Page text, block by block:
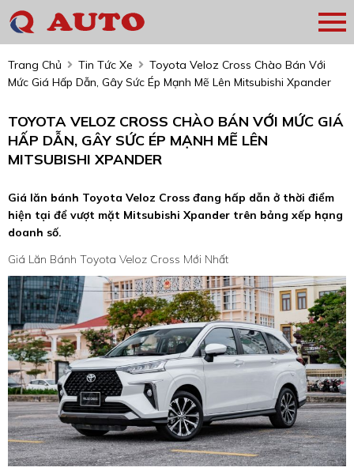
Trang Chủ Tin Tức Xe
Toyota Veloz Cross Chào Bán Với
Mức Giá Hấp Dẫn, Gây Sức Ép Mạnh Mẽ Lên Mitsubishi Xpander
TOYOTA VELOZ CROSS CHÀO BÁN VỚI MỨC GIÁ
HẤP DẪN, GÂY SỨC ÉP MẠNH MẼ LÊN
MITSUBISHI XPANDER
Giá lăn bánh Toyota Veloz Cross đang hấp dẫn ở thời điểm
hiện tại để vượt mặt Mitsubishi Xpander trên bảng xếp hạng
doanh số.
Giá Lăn Bánh Toyota Veloz Cross Mới Nhất